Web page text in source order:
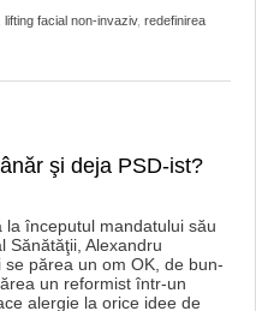
lifting facial non-invaziv, redefinirea
şi deja PSD-ist?
la începutul mandatului său
Sănătăţii, Alexandru
se părea un om OK, de bun-
un reformist într-un
alergie la orice idee de